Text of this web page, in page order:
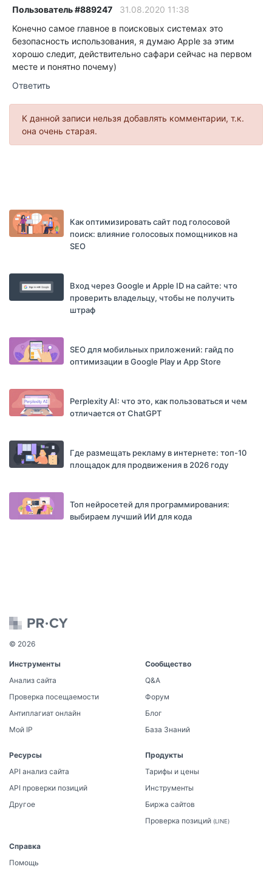
Пользователь #889247
31.08.2020 11:38
Конечно самое главное в поисковых системах это
безопасность использования, я думаю Apple за этим
хорошо следит, действительно сафари сейчас на первом
месте и понятно почему)
Ответить
К данной записи нельзя добавлять комментарии, т.к.
она очень старая.
Как оптимизировать сайт под голосовой
поиск: влияние голосовых помощников на
SEO
Вход через Google и Apple ID на сайте: что
проверить владельцу, чтобы не получить
штраф
SEO для мобильных приложений: гайд по
оптимизации в Google Play и App Store
Perplexity AI: что это, как пользоваться и чем
отличается от ChatGPT
Где размещать рекламу в интернете: топ-10
площадок для продвижения в 2026 году
Топ нейросетей для программирования:
выбираем лучший ИИ для кода
© 2026
Инструменты
Анализ сайта
Проверка посещаемости
Антиплагиат онлайн
Мой IP
Сообщество
Q&A
Форум
Блог
База Знаний
Ресурсы
API анализ сайта
API проверки позиций
Другое
Продукты
Тарифы и цены
Инструменты
Биржа сайтов
Проверка позиций (LINE)
Справка
Помощь